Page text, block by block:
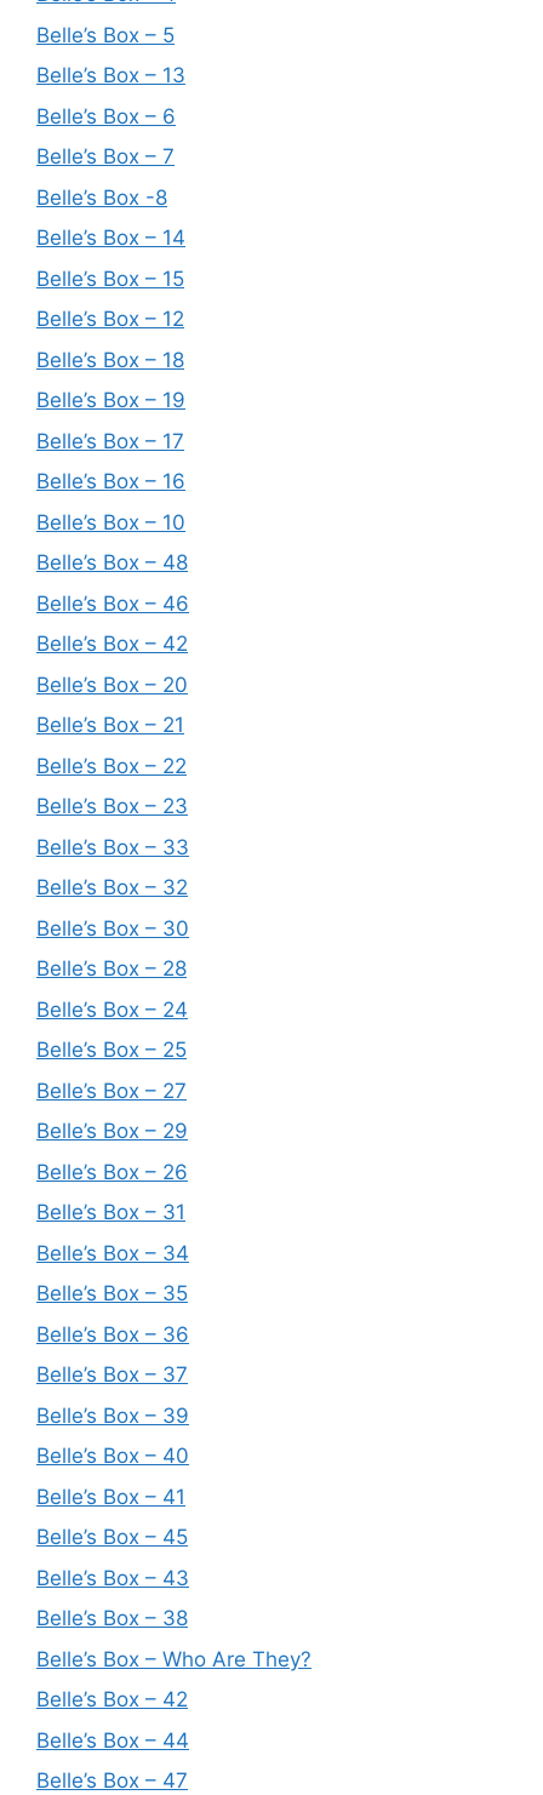
Belle’s Box – 5
Belle’s Box – 13
Belle’s Box – 6
Belle’s Box – 7
Belle’s Box -8
Belle’s Box – 14
Belle’s Box – 15
Belle’s Box – 12
Belle’s Box – 18
Belle’s Box – 19
Belle’s Box – 17
Belle’s Box – 16
Belle’s Box – 10
Belle’s Box – 48
Belle’s Box – 46
Belle’s Box – 42
Belle’s Box – 20
Belle’s Box – 21
Belle’s Box – 22
Belle’s Box – 23
Belle’s Box – 33
Belle’s Box – 32
Belle’s Box – 30
Belle’s Box – 28
Belle’s Box – 24
Belle’s Box – 25
Belle’s Box – 27
Belle’s Box – 29
Belle’s Box – 26
Belle’s Box – 31
Belle’s Box – 34
Belle’s Box – 35
Belle’s Box – 36
Belle’s Box – 37
Belle’s Box – 39
Belle’s Box – 40
Belle’s Box – 41
Belle’s Box – 45
Belle’s Box – 43
Belle’s Box – 38
Belle’s Box – Who Are They?
Belle’s Box – 42
Belle’s Box – 44
Belle’s Box – 47